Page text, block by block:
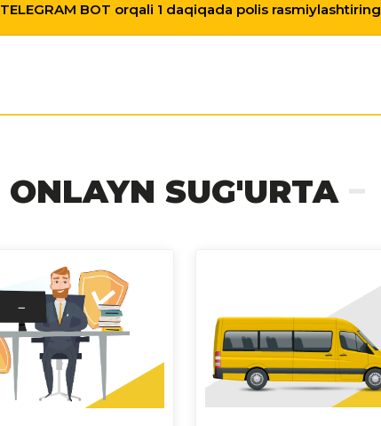
TELEGRAM BOT orqali 1 daqiqada polis rasmiylashtiring
ONLAYN SUG'URTA